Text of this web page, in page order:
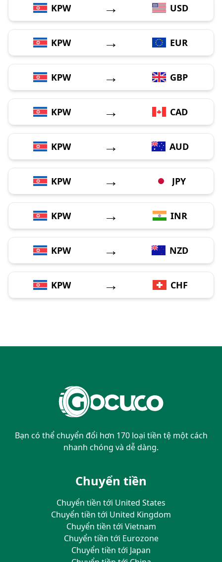
KPW → USD
KPW → EUR
KPW → GBP
KPW → CAD
KPW → AUD
KPW → JPY
KPW → INR
KPW → NZD
KPW → CHF
Bạn có thể chuyển đổi hơn 170 loại tiền tệ một cách
nhanh chóng và dễ dàng.
Chuyển tiền
Chuyển tiền tới United States
Chuyển tiền tới United Kingdom
Chuyển tiền tới Vietnam
Chuyển tiền tới Eurozone
Chuyển tiền tới Japan